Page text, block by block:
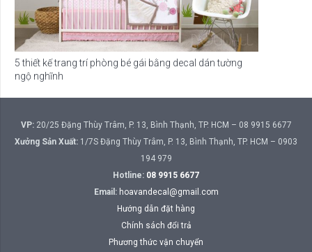
5 thiết kế trang trí phòng bé gái bằng decal dán tường
ngộ nghĩnh
VP:20/25 Đặng Thùy Trâm, P. 13, Bình Thạnh, TP. HCM – 08 9915 6677
Xưởng Sản Xuất: 1/7S Đặng Thùy Trâm, P. 13, Bình Thạnh, TP. HCM – 0903
194 979
Hotline: 08 9915 6677
Email: hoavandecal@gmail.com
Hướng dẫn đặt hàng
Chính sách đổi trả
Phương thức vận chuyển